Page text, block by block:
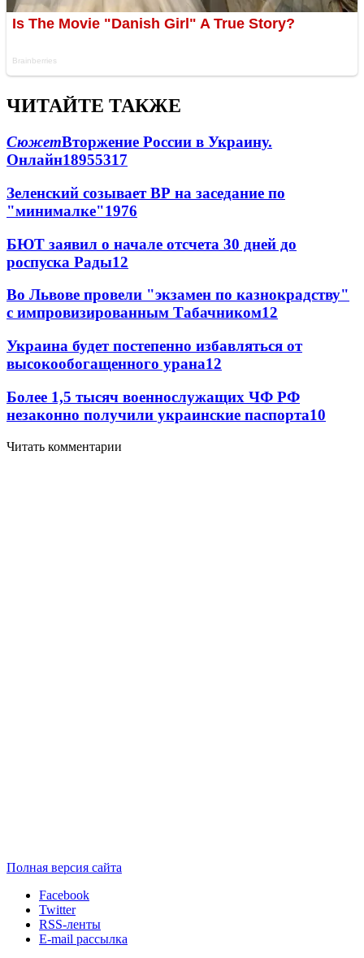
ЧИТАЙТЕ ТАКЖЕ
СюжетВторжение России в Украину.
Онлайн18955317
Зеленский созывает ВР на заседание по
"минималке"1976
БЮТ заявил о начале отсчета 30 дней до
роспуска Рады12
Во Львове провели "экзамен по казнокрадству"
с импровизированным Табачником12
Украина будет постепенно избавляться от
высокообогащенного урана12
Более 1,5 тысяч военнослужащих ЧФ РФ
незаконно получили украинские паспорта10
Читать комментарии
Полная версия сайта
Facebook
Twitter
RSS-ленты
E-mail рассылка